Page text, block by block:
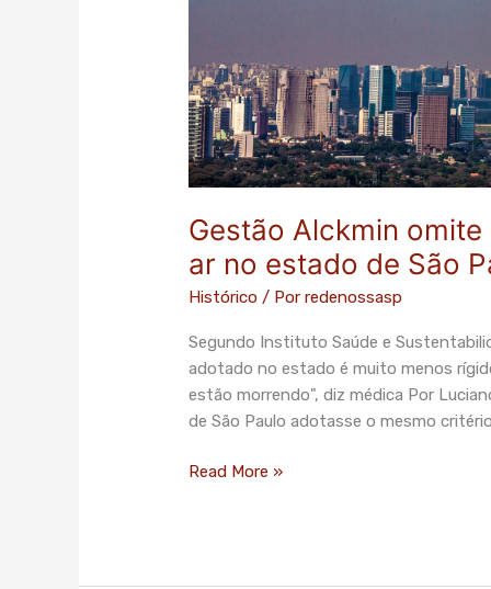
Gestão Alckmin
ar no estado de São
Histórico / Porredenossasp
Segundo Instituto Saúde e
adotado no estado é muito menos
estão morrendo", diz médica Por
de São Paulo adotasse o mesmo
qualidade
do
ar
no
estado
São
Read More »